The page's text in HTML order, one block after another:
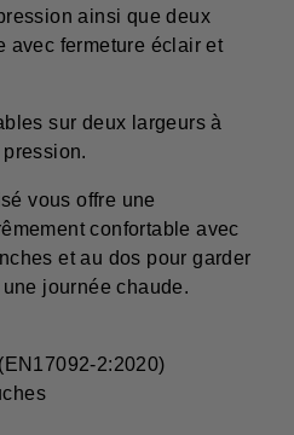
ainsi que deux
avec fermeture éclair et
sur deux largeurs à
vous offre une
confortable avec
et au dos pour garder
journée chaude.
2:2020)